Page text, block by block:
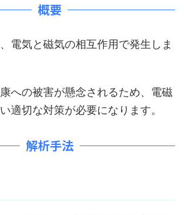
概要
電気と磁気の相互作用で発生しま
への被害が懸念されるため、電磁
適切な対策が必要になります。
解析手法